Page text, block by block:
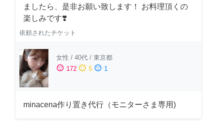
ましたら、是非お願い致します！ お料理頂くの
楽しみです❣️
依頼されたチケット
女性 / 40代 / 東京都
sentiment_satisfied 172 sentiment_neutral 5 sentiment_dissatisfied 1
minacena作り置き代行（モニターさま専用)